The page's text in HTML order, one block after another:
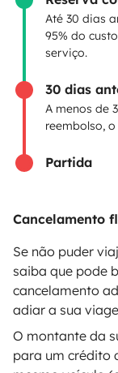
Até 30 dias
95% do
serviço.
30 dias
A menos de
reembolso,
Partida
Cancelamento
Se não puder
saiba que pode
cancelamento
adiar a sua
O montante da
para um crédito
Seguro de
Assistências de
Ajuda
Pagamento em
Apple